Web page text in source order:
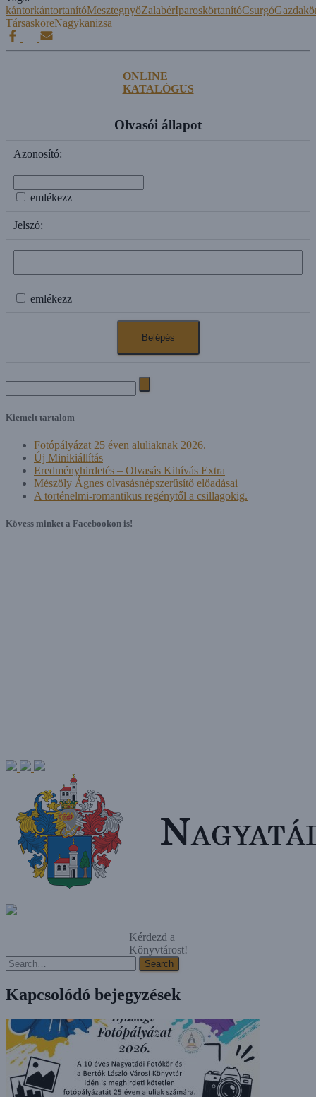
kántorkántortanítóMesztegnyőZalabérIparoskörtanítóCsurgó
TársasköreNagykanizsa
ONLINE
KATALÓGUS
Olvasói állapot
Azonosító:
emlékezz
Jelszó:
emlékezz
Search
for:
Kiemelt tartalom
Fotópályázat 25 éven aluliaknak 2026.
Új Minikiállítás
Eredményhirdetés – Olvasás Kihívás Extra
Mészöly Ágnes olvasásnépszerűsítő előadásai
A történelmi-romantikus regénytől a csillagokig.
Kövess minket a Facebookon is!
Kérdezd a
Könyvtárost!
Search
Search
Kapcsolódó bejegyzések